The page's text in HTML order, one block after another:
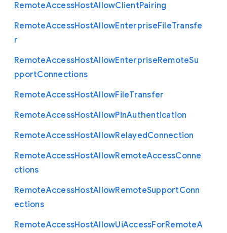
RemoteAccessHostAllowClientPairing
RemoteAccessHostAllowEnterpriseFileTransfe
r
RemoteAccessHostAllowEnterpriseRemoteSu
pportConnections
RemoteAccessHostAllowFileTransfer
RemoteAccessHostAllowPinAuthentication
RemoteAccessHostAllowRelayedConnection
RemoteAccessHostAllowRemoteAccessConne
ctions
RemoteAccessHostAllowRemoteSupportConn
ections
RemoteAccessHostAllowUiAccessForRemoteA